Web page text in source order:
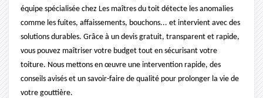
équipe spécialisée chez Les maîtres du toit détecte les anomalies
comme les fuites, affaissements, bouchons... et intervient avec des
solutions durables. Grâce à un devis gratuit, transparent et rapide,
vous pouvez maîtriser votre budget tout en sécurisant votre
toiture. Nous mettons en œuvre une intervention rapide, des
conseils avisés et un savoir-faire de qualité pour prolonger la vie de
votre gouttière.